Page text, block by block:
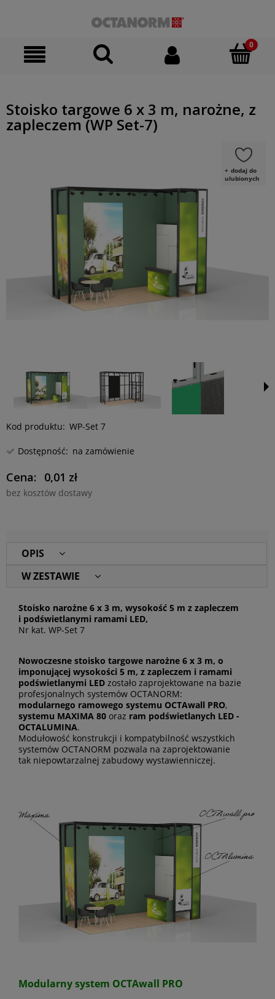
Stoisko targowe 6 x 3 m, narożne, z
zapleczem (WP Set-7)
dodaj do
ulubionych
Kod produktu: WP-Set 7
Dostępność: na zamówienie
Cena: 0,01 zł
bez kosztów dostawy
OPIS
W ZESTAWIE
Stoisko narożne 6 x 3 m, wysokość 5 m z zapleczem
i podświetlanymi ramami LED,
Nr kat. WP-Set 7
Nowoczesne stoisko targowe narożne 6 x 3 m, o
imponującej wysokości 5 m, z zapleczem i ramami
podświetlanymi LED zostało zaprojektowane na bazie
profesjonalnych systemów OCTANORM:
modularnego ramowego systemu OCTAwall PRO,
systemu MAXIMA 80 oraz ram podświetlanych LED -
OCTALUMINA.
Modułowość konstrukcji i kompatybilność wszystkich
systemów OCTANORM pozwala na zaprojektowanie
tak niepowtarzalnej zabudowy wystawienniczej.
Modularny system OCTAwall PRO